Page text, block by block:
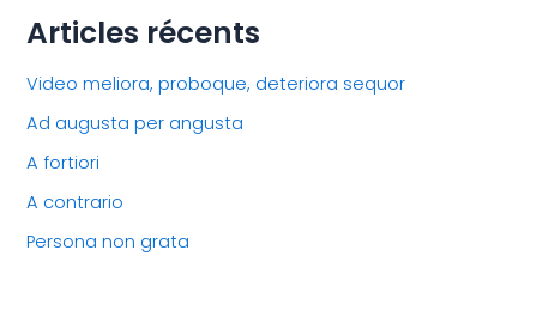
Articles récents
Video meliora, proboque, deteriora sequor
Ad augusta per angusta
A fortiori
A contrario
Persona non grata